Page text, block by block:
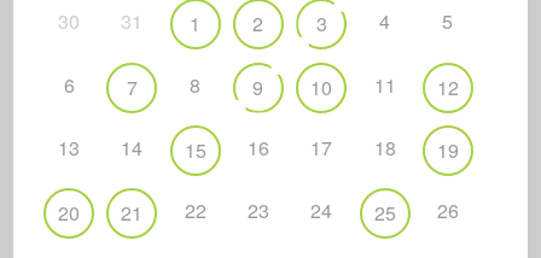
30
31 1 2 3 4 5
6 7 8 9 10 11 12
13 14 15 16 17 18 19
20 21 22 23 24 25 26